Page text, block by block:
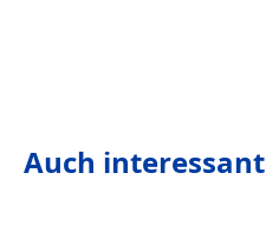
Auch interessant